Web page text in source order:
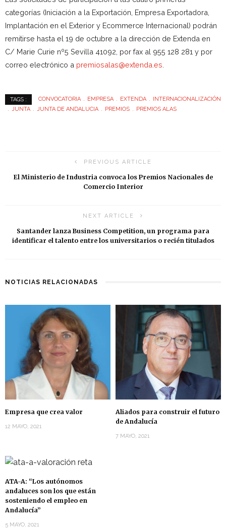
categorías (Iniciación a la Exportación, Empresa Exportadora,
Implantación en el Exterior y Ecommerce Internacional) podrán
remitirse hasta el 19 de octubre a la dirección de Extenda en
C/ Marie Curie nº5 Sevilla 41092, por fax al 955 128 281 y por
correo electrónico a premiosalas@extenda.es
TAGS : CONVOCATORIA EMPRESA EXTENDA
INTERNACIONALIZACIÓN
JUNTA
JUNTA DE ANDALUCIA PREMIOS PREMIOS ALAS
PREVIOUS ARTICLE
El Ministerio de Industria convoca los Premios Nacionales de
Comercio Interior
NEXT ARTICLE
Santander lanza Business Competition, un programa para
identificar el talento entre los universitarios o recién titulados
NOTICIAS RELACIONADAS
Empresa que crea valor
12 MAYO, 2021
Aliados para construir el futuro
de Andalucía
7 MAYO, 2021
ATA-A: “Los autónomos
andaluces son los que están
sosteniendo el empleo en
Andalucía”
5 MAYO, 2021